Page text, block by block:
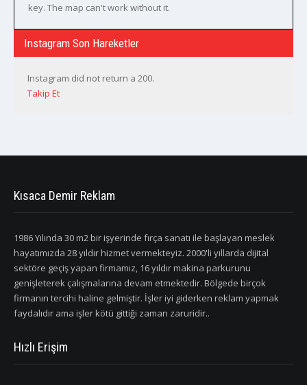
key. The map can't work without it.
Instagram Son Hareketler
Instagram did not return a 200.
Takip Et
Kısaca Demir Reklam
1986 Yılında 30 m2 bir işyerinde fırça sanatı ile başlayan meslek
hayatımızda 28 yıldır hizmet vermekteyiz. 2000'li yıllarda dijital
sektöre geçiş yapan firmamız, 16 yıldır makina parkurunu
genişleterek çalışmalarına devam etmektedir. Bölgede birçok
firmanın tercihi haline gelmiştir. İşler iyi giderken reklam yapmak
faydalıdır ama işler kötü gittiği zaman zaruridir..
Hızlı Erişim